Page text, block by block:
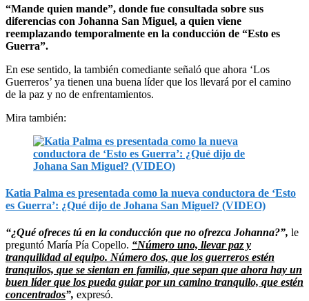
“Mande quien mande”, donde fue consultada sobre sus
diferencias con Johanna San Miguel, a quien viene
reemplazando temporalmente en la conducción de “Esto es
Guerra”.
En ese sentido, la también comediante señaló que ahora ‘Los
Guerreros’ ya tienen una buena líder que los llevará por el camino
de la paz y no de enfrentamientos.
Mira también:
Katia Palma es presentada como la nueva conductora de ‘Esto
es Guerra’: ¿Qué dijo de Johana San Miguel? (VIDEO)
“¿Qué ofreces tú en la conducción que no ofrezca Johanna?”, le
preguntó María Pía Copello. “Número uno, llevar paz y
tranquilidad al equipo. Número dos, que los guerreros estén
tranquilos, que se sientan en familia, que sepan que ahora hay un
buen líder que los pueda guiar por un camino tranquilo, que estén
concentrados”, expresó.